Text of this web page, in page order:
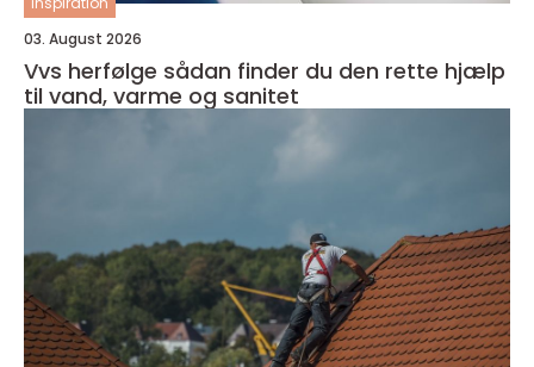
03. August 2026
Vvs herfølge sådan finder du den rette hjælp
til vand, varme og sanitet